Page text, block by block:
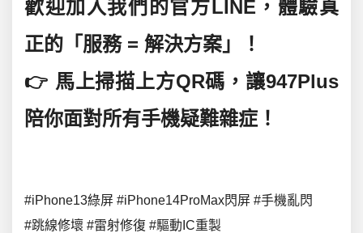
歡迎加入我們的官方LINE，體驗真
正的「服務 = 解決方案」！
👉 馬上掃描上方QR碼，讓947Plus
陪你面對所有手機疑難雜症！
#iPhone13綠屏 #iPhone14ProMax閃屏 #手機亂閃
#跳線修壞 #雷射修復 #驅動IC重製